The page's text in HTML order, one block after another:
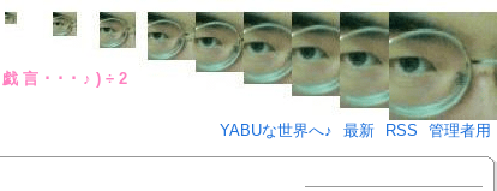
♪＋YABUな戯言･･･♪)÷2
YABUな世界へ♪
最新 RSS 管理者用